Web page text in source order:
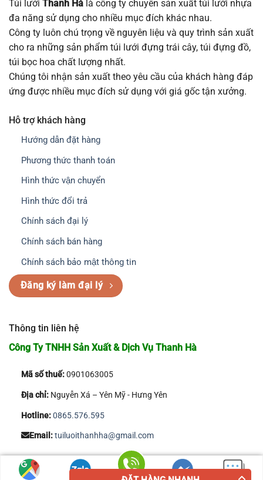
Túi lưới Thanh Hà là công ty chuyên sản xuất túi lưới nhựa
đa năng sử dụng cho nhiều mục đích khác nhau.
Công ty luôn chú trọng về nguyên liệu và quy trình sản xuất
cho ra những sản phẩm túi lưới đựng trái cây, túi đựng đồ,
túi bọc hoa chất lượng nhất.
Chúng tôi nhận sản xuất theo yêu cầu của khách hàng đáp
ứng được nhiều mục đích sử dụng với giá gốc tận xưởng.
Hỗ trợ khách hàng
Hướng dẫn đặt hàng
Phương thức thanh toán
Hình thức vận chuyển
Hình thức đổi trả
Chính sách đại lý
Chính sách bán hàng
Chính sách bảo mật thông tin
Đăng ký làm đại lý
Thông tin liên hệ
Công Ty TNHH Sản Xuất & Dịch Vụ Thanh Hà
Mã số thuế:0901063005
Địa chỉ:Nguyễn Xá – Yên Mỹ - Hưng Yên
Hotline:0865.576.595
Email:tuiluoithanhha@gmail.com
Copyright 2026 © Công Ty TNHH Sản Xuất & Dịch Vụ Thanh Hà